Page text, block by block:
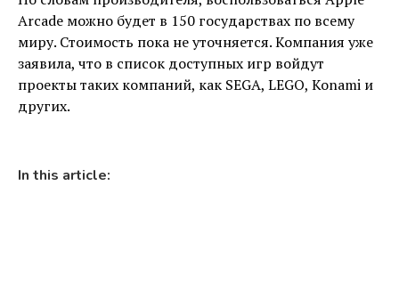
Arcade можно будет в 150 государствах по всему
миру. Стоимость пока не уточняется. Компания уже
заявила, что в список доступных игр войдут
проекты таких компаний, как SEGA, LEGO, Konami и
других.
In this article: